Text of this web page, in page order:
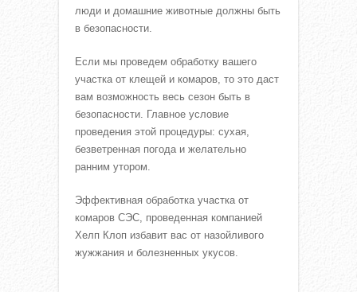
люди и домашние животные должны быть
в безопасности.
Если мы проведем обработку вашего
участка от клещей и комаров, то это даст
вам возможность весь сезон быть в
безопасности. Главное условие
проведения этой процедуры: сухая,
безветренная погода и желательно
ранним утором.
Эффективная обработка участка от
комаров СЭС, проведенная компанией
Хелп Клоп избавит вас от назойливого
жужжания и болезненных укусов.